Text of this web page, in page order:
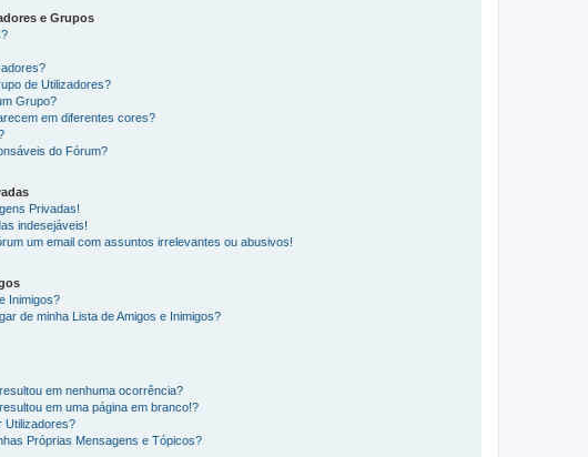
e Grupos
de Utilizadores?
Grupo?
em diferentes cores?
do Fórum?
Privadas!
indesejáveis!
um email com assuntos irrelevantes ou abusivos!
Inimigos?
de minha Lista de Amigos e Inimigos?
em nenhuma ocorrência?
em uma página em branco!?
Utilizadores?
Próprias Mensagens e Tópicos?